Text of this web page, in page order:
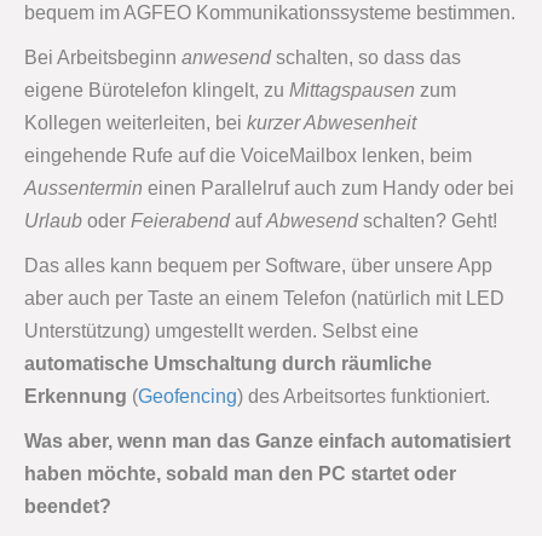
bequem im AGFEO Kommunikationssysteme bestimmen.
Bei Arbeitsbeginn anwesendschalten, so dass das
eigene Bürotelefon klingelt, zu Mittagspausen zum
Kollegen weiterleiten, bei kurzer Abwesenheit
eingehende Rufe auf die VoiceMailbox lenken, beim
Aussentermin einen Parallelruf auch zum Handy oder bei
Urlaub oder FeierabendaufAbwesendschalten? Geht!
Das alles kann bequem per Software, über unsere App
aber auch per Taste an einem Telefon (natürlich mit LED
Unterstützung) umgestellt werden. Selbst eine
automatische Umschaltung durch räumliche
Erkennung (Geofencing) des Arbeitsortes funktioniert.
Was aber, wenn man das Ganze einfach automatisiert
haben möchte, sobald man den PC startet oder
beendet?